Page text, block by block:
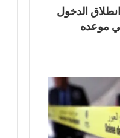
انطلاق الدخول
2026-2027 في موعده